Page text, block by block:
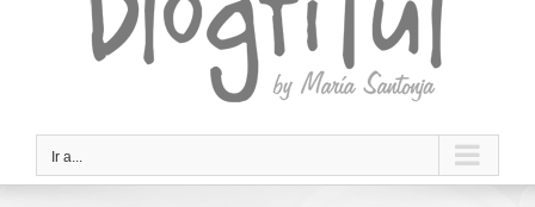
Ir a...